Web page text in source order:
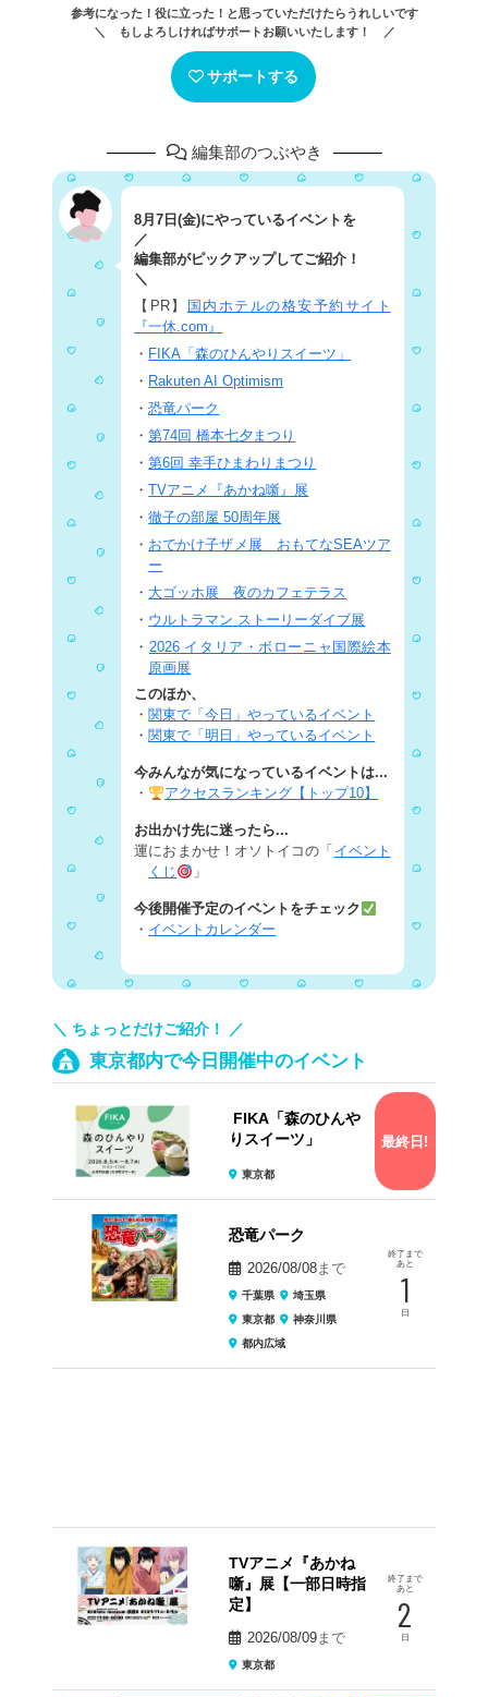
参考になった！役に立った！と思っていただけたらうれしいです
＼ もしよろしければサポートお願いいたします！ ／
サポートする
編集部のつぶやき
8月7日(金)にやっているイベントを
／
編集部がピックアップしてご紹介！
＼
【PR】
国内ホテルの格安予約サイト
『一休.com』
・ FIKA「森のひんやりスイーツ」
・ Rakuten AI Optimism
・恐竜パーク
・第74回 橋本七夕まつり
・第6回 幸手ひまわりまつり
・TVアニメ『あかね噺』展
・徹子の部屋 50周年展
・ おでかけ子ザメ展 おもてなSEAツア
ー
・ 大ゴッホ展 夜のカフェテラス
・ ウルトラマン ストーリーダイブ展
・ 2026 イタリア・ボローニャ国際絵本
原画展
このほか、
・ 関東で「今日」やっているイベント
・ 関東で「明日」やっているイベント
今みんなが気になっているイベントは...
・
アクセスランキング【トップ10】
お出かけ先に迷ったら...
運におまかせ！オソトイコの「 イベント
くじ
」
今後開催予定のイベントをチェック
・ イベントカレンダー
＼ ちょっとだけご紹介！ ／
東京都内で今日開催中のイベント
FIKA「森のひんや
りスイーツ」
東京都
最終日!
恐竜パーク
2026/08/08まで
千葉県
埼玉県
東京都
神奈川県
都内広域
終了まで
あと
1
日
TVアニメ『あかね
噺』展【一部日時指
定】
2026/08/09まで
東京都
終了まで
あと
2
日